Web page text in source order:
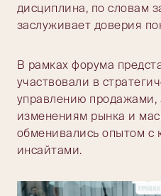
дисциплина, по словам
заслуживает доверия
В рамках форума
участвовали в
управлению продажами,
изменениям рынка и
обменивались опытом с
инсайтами.